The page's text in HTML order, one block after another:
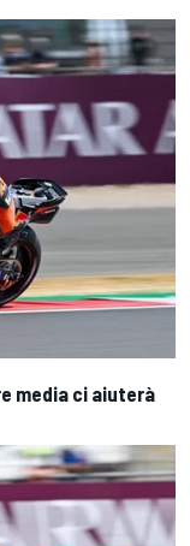
media ci aiuterà